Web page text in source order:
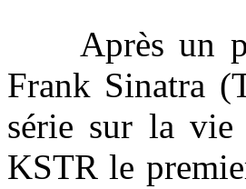
Après un
Frank Sinatra
série sur la
KSTR le